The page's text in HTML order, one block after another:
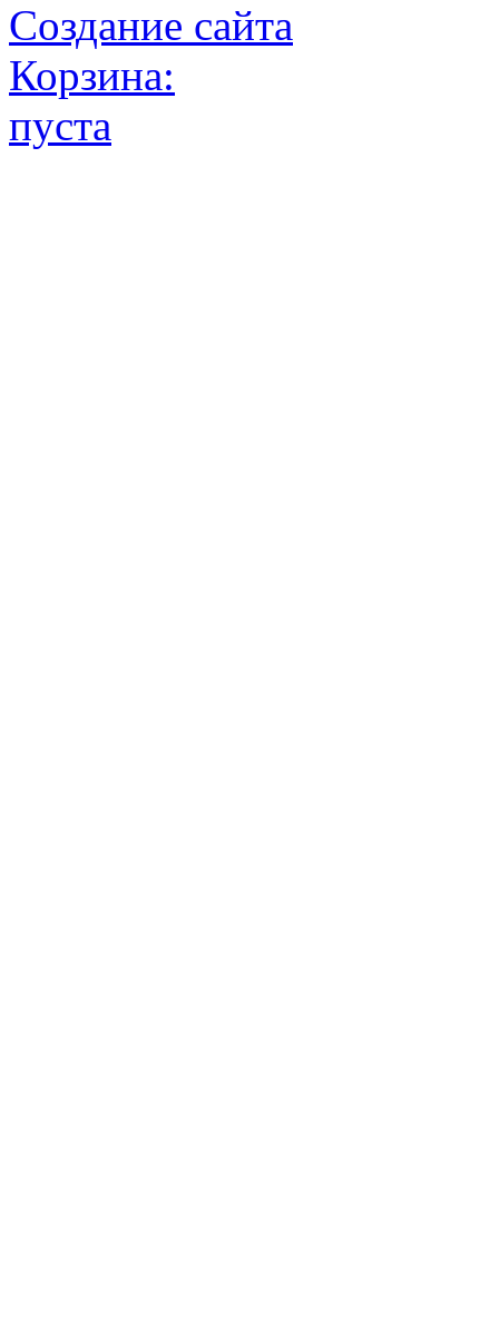
Создание сайта
Корзина:
пуста